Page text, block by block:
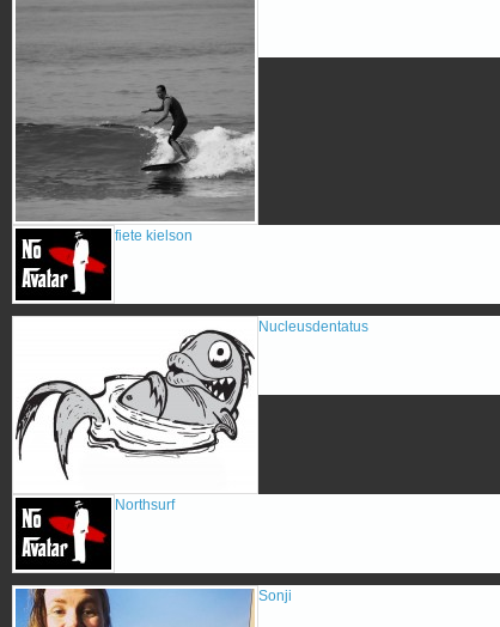
fiete kielson
Nucleusdentatus
Northsurf
Sonji